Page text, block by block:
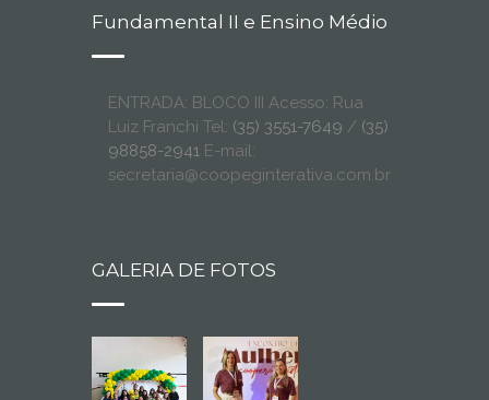
Fundamental II e Ensino Médio
ENTRADA: BLOCO III Acesso: Rua
Luiz Franchi Tel: (35) 3551-7649 / (35)
98858-2941 E-mail:
secretaria@coopeginterativa.com.br
GALERIA DE FOTOS